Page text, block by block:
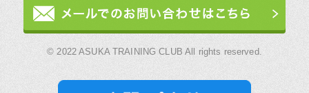
© 2022 ASUKA TRAINING CLUB All rights reserved.